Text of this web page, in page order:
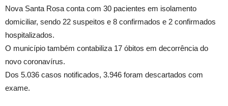
Nova Santa Rosa conta com 30 pacientes em isolamento
domiciliar, sendo 22 suspeitos e 8 confirmados e 2 confirmados
hospitalizados.
O município também contabiliza 17 óbitos em decorrência do
novo coronavírus.
Dos 5.036 casos notificados, 3.946 foram descartados com
exame.